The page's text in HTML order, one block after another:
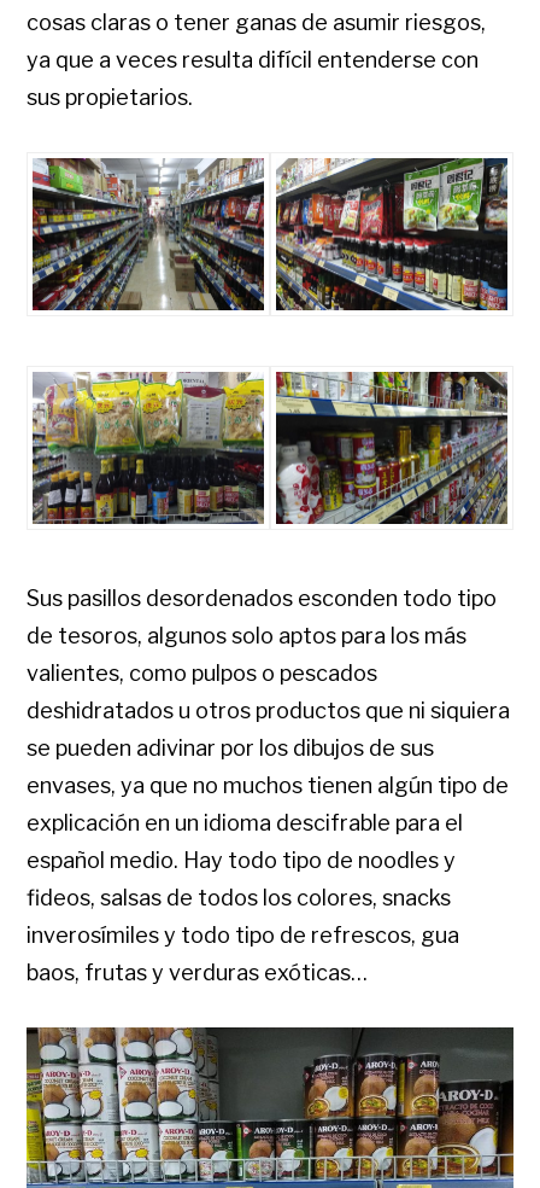
cosas claras o tener ganas de asumir riesgos,
ya que a veces resulta difícil entenderse con
sus propietarios.
Sus pasillos desordenados esconden todo tipo
de tesoros, algunos solo aptos para los más
valientes, como pulpos o pescados
deshidratados u otros productos que ni siquiera
se pueden adivinar por los dibujos de sus
envases, ya que no muchos tienen algún tipo de
explicación en un idioma descifrable para el
español medio. Hay todo tipo de noodles y
fideos, salsas de todos los colores, snacks
inverosímiles y todo tipo de refrescos, gua
baos, frutas y verduras exóticas…